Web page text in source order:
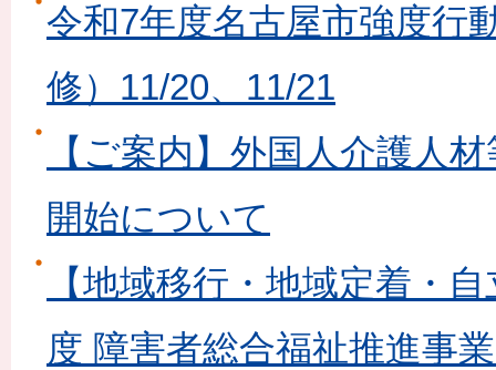
令和7年度名古屋市強度行
修）11/20、11/21
【ご案内】外国人介護人
開始について
【地域移行・地域定着・
度 障害者総合福祉推進事